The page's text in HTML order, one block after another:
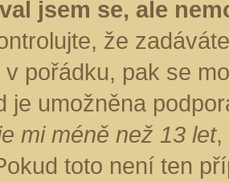
jsem se, ale
že
v pořádku, pak se
je umožněna
mi méně než 13 let,
toto není ten